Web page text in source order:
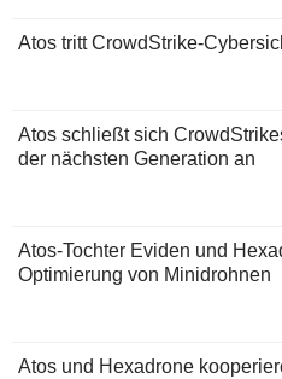
Atos tritt CrowdStrike-
Atos schließt sich
der nächsten Generation an
Atos-Tochter Eviden und
Optimierung von Minidrohnen
Atos und Hexadrone